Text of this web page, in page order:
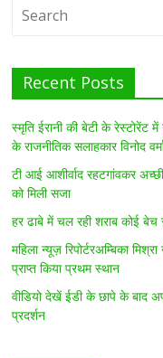
Recent Posts
स्मृति ईरानी की बेटी के रेस्टोरेंट
के राजनीतिक सलाहकार विनोद
टी आई आशीर्वाद रहटगांवकर
को मिली सजा
हर ढाबे में चल रही शराब कोई बेच
महिला न्यूज़ रिपोर्टरअम्बिका
प्राप्त किया प्रथम स्थान
वीडियो देखें ईडी के छापे के बाद
प्रदर्शन